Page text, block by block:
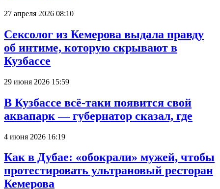
27 апреля 2026 08:10
Сексолог из Кемерова выдала правду
об интиме, которую скрывают в
Кузбассе
29 июня 2026 15:59
В Кузбассе всё-таки появится свой
аквапарк — губернатор сказал, где
4 июня 2026 16:19
Как в Дубае: «обокрали» мужей, чтобы
протестировать ультрановый ресторан
Кемерова